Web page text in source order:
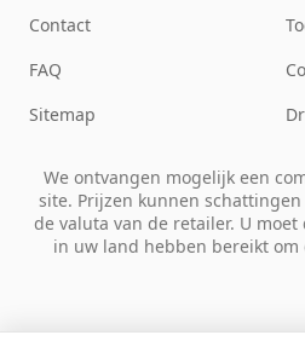
Contact
FAQ
Sitemap
We ontvangen mogelijk een
site. Prijzen kunnen
de valuta van de retailer. U
in uw land hebben bereikt